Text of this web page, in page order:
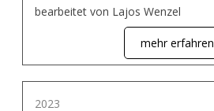
bearbeitet von Lajos Wenzel
mehr erfahren
2023